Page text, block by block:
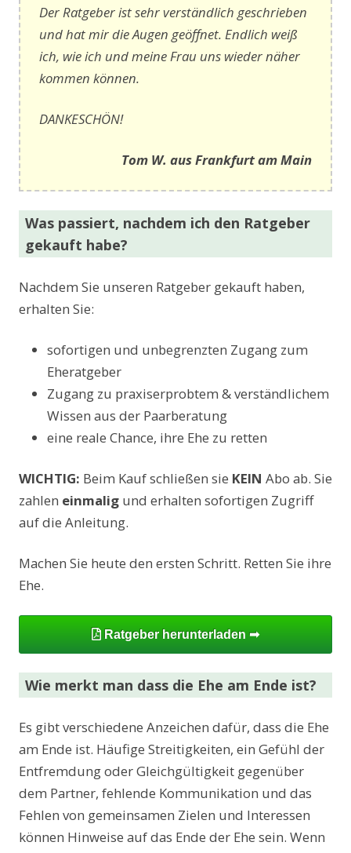
Der Ratgeber ist sehr verständlich geschrieben
und hat mir die Augen geöffnet. Endlich weiß
ich, wie ich und meine Frau uns wieder näher
kommen können.
DANKESCHÖN!
Tom W. aus Frankfurt am Main
Was passiert, nachdem ich den Ratgeber
gekauft habe?
Nachdem Sie unseren Ratgeber gekauft haben,
erhalten Sie:
sofortigen und unbegrenzten Zugang zum
Eheratgeber
Zugang zu praxiserprobtem & verständlichem
Wissen aus der Paarberatung
eine reale Chance, ihre Ehe zu retten
WICHTIG: Beim Kauf schließen sie KEIN Abo ab. Sie
zahlen einmalig und erhalten sofortigen Zugriff
auf die Anleitung.
Machen Sie heute den ersten Schritt. Retten Sie ihre
Ehe.
Ratgeber herunterladen ➟
Wie merkt man dass die Ehe am Ende ist?
Es gibt verschiedene Anzeichen dafür, dass die Ehe
am Ende ist. Häufige Streitigkeiten, ein Gefühl der
Entfremdung oder Gleichgültigkeit gegenüber
dem Partner, fehlende Kommunikation und das
Fehlen von gemeinsamen Zielen und Interessen
können Hinweise auf das Ende der Ehe sein. Wenn